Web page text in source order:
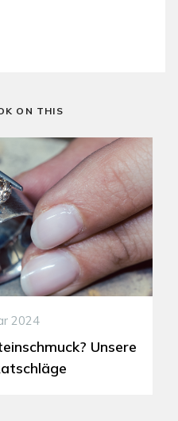
ON THIS
2024
Unsere